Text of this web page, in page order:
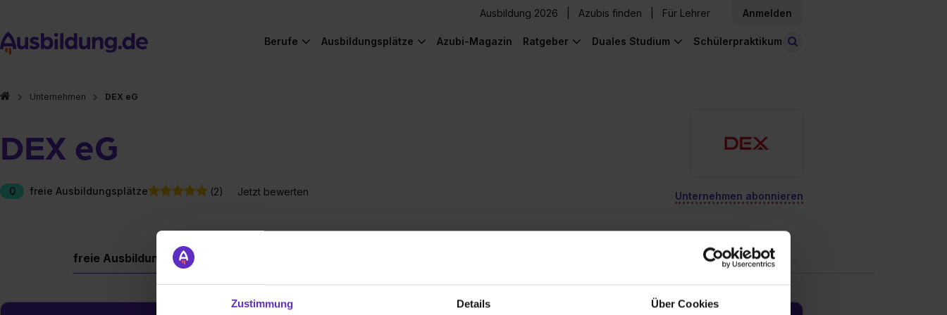
Zustimmung Details Über Cookies
Ausbildung 2026 Azubis finden Für Lehrer Anmelden
Berufe Ausbildungsplätze Azubi-Magazin Ratgeber Duales Studium Schülerpraktikum
Unternehmen DEX eG
DEX eG
0 freie Ausbildungsplätze (2) Jetzt bewerten Unternehmen abonnieren
freie Ausbildungsplätze